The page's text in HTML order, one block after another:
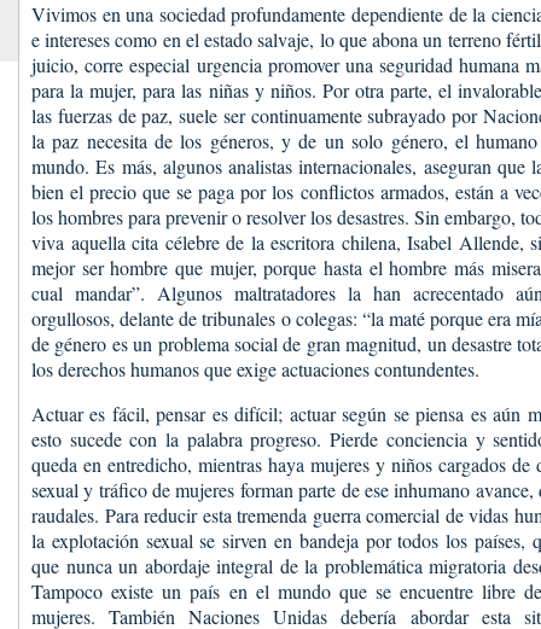
Vivimos en una sociedad profundamente dependiente de la
e intereses como en el estado salvaje, lo que abona un terreno
juicio, corre especial urgencia promover una seguridad humana
para la mujer, para las niñas y niños. Por otra parte, el
las fuerzas de paz, suele ser continuamente subrayado por
la paz necesita de los géneros, y de un solo género, el
mundo. Es más, algunos analistas internacionales, aseguran que
bien el precio que se paga por los conflictos armados, están a
los hombres para prevenir o resolver los desastres. Sin embargo,
viva aquella cita célebre de la escritora chilena, Isabel Allende,
mejor ser hombre que mujer, porque hasta el hombre más
cual mandar”. Algunos maltratadores la han acrecentado
orgullosos, delante de tribunales o colegas: “la maté porque era
de género es un problema social de gran magnitud, un desastre
los derechos humanos que exige actuaciones contundentes.
Actuar es fácil, pensar es difícil; actuar según se piensa es aún
esto sucede con la palabra progreso. Pierde conciencia y
queda en entredicho, mientras haya mujeres y niños cargados
sexual y tráfico de mujeres forman parte de ese inhumano
raudales. Para reducir esta tremenda guerra comercial de vidas
la explotación sexual se sirven en bandeja por todos los países,
que nunca un abordaje integral de la problemática migratoria
Tampoco existe un país en el mundo que se encuentre libre
mujeres. También Naciones Unidas debería abordar esta